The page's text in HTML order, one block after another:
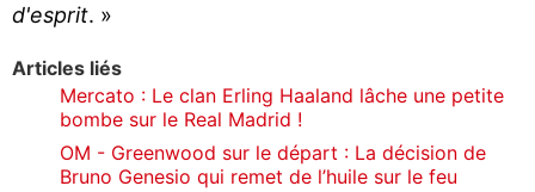
d'esprit. »
Articles liés
Mercato : Le clan Erling Haaland lâche une petite
bombe sur le Real Madrid !
OM - Greenwood sur le départ : La décision de
Bruno Genesio qui remet de l’huile sur le feu